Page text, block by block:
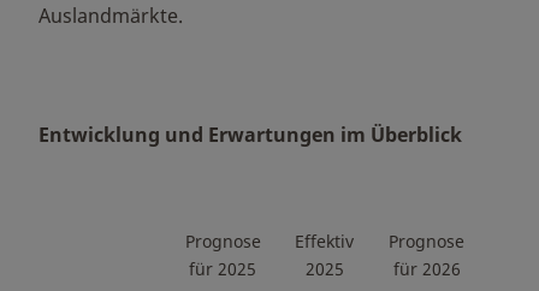
Auslandmärkte.
Entwicklung und Erwartungen im Überblick
Prognose
für 2025
Effektiv
2025
Prognose
für 2026